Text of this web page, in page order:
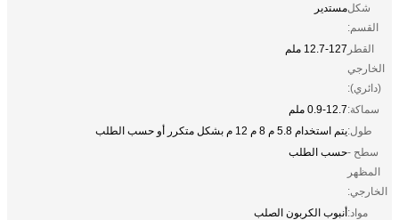
شكل
القسم:
مستدير
القطر
الخارجي
(دائري):
12.7-127 ملم
سماكة:0.9-12.7 ملم
طول:يتم استخدام 5.8 م 8 م 12 م بشكل متكرر أو حسب الطلب
سطح -
المظهر
الخارجي:
حسب الطلب
مواد:أنبوب الكربون الصلب